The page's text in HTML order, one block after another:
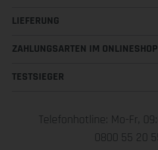
LIEFERUNG
ZAHLUNGSARTEN IM ONLINESHOP
TESTSIEGER
Telefonhotline: Mo-Fr,
0800 55 20